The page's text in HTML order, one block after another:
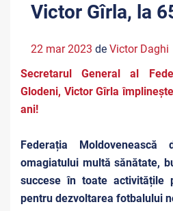
Victor Gîrla, la
22 mar 2023 de Victor Daghi
Secretarul General al
Glodeni, Victor Gîrla
ani!
Federația
omagiatului multă sănătate,
succese în toate activitățile
pentru dezvoltarea fotbalului